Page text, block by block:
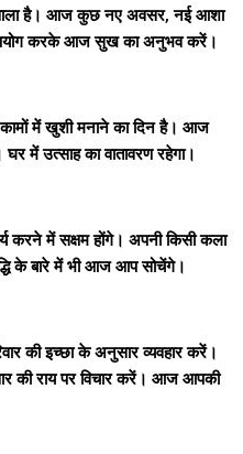
है। आज कुछ नए अवसर, नई आशा
करके आज सुख का अनुभव करें।
में खुशी मनाने का दिन है। आज
में उत्साह का वातावरण रहेगा।
करने में सक्षम होंगे। अपनी किसी कला
के बारे में भी आज आप सोचेंगे।
की इच्छा के अनुसार व्यवहार करें।
की राय पर विचार करें। आज आपकी